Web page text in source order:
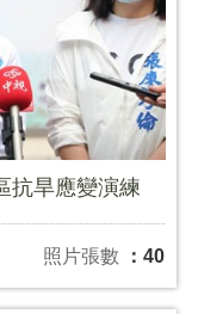
抗旱應變演練
照片張數 ：40